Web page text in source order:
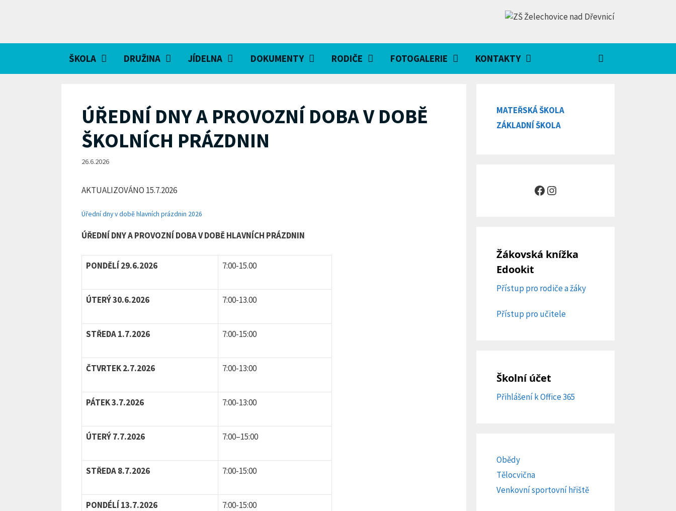
ŠKOLA DRUŽINA JÍDELNA DOKUMENTY RODIČE FOTOGALERIE KONTAKTY
ÚŘEDNÍ DNY A PROVOZNÍ DOBA V DOBĚ
ŠKOLNÍCH PRÁZDNIN
26.6.2026
AKTUALIZOVÁNO 15.7.2026
Úřední dny v době hlavních prázdnin 2026
ÚŘEDNÍ DNY A PROVOZNÍ DOBA V DOBĚ HLAVNÍCH PRÁZDNIN
PONDĚLÍ 29.6.2026 7:00-15.00
ÚTERÝ 30.6.2026 7:00-13.00
STŘEDA 1.7.2026 7:00-15:00
ČTVRTEK 2.7.2026 7:00-13:00
PÁTEK 3.7.2026 7:00-13:00
ÚTERÝ 7.7.2026 7:00–15:00
STŘEDA 8.7.2026 7:00-15:00
PONDÉLÍ 13.7.2026 7:00-15:00
MATEŘSKÁ ŠKOLA
ZÁKLADNÍ ŠKOLA
Facebook
Instagram
Žákovská knížka
Edookit
Přístup pro rodiče a žáky
Přístup pro učitele
Školní účet
Přihlášení k Office 365
Obědy
Tělocvična
Venkovní sportovní hřiště